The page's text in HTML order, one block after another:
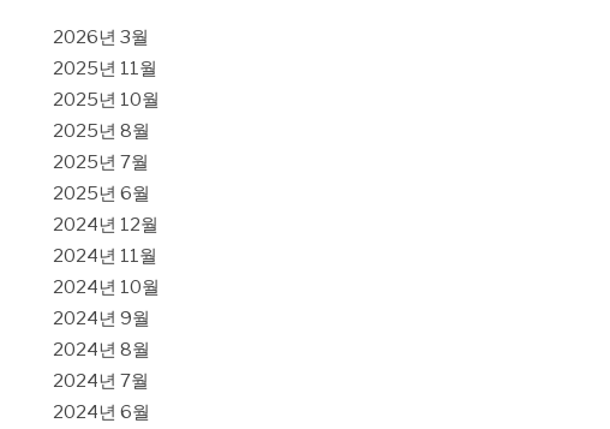
2026년 3월
2025년 11월
2025년 10월
2025년 8월
2025년 7월
2025년 6월
2024년 12월
2024년 11월
2024년 10월
2024년 9월
2024년 8월
2024년 7월
2024년 6월